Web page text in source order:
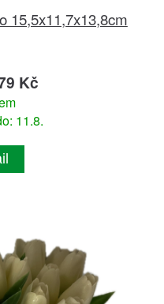
15,5x11,7x13,8cm
Kč
11.8.